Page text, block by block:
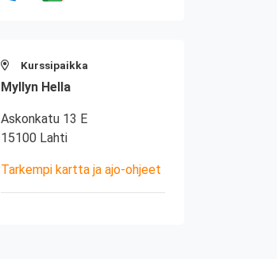
Kurssipaikka
Myllyn Hella
Askonkatu 13 E
15100 Lahti
Tarkempi kartta ja ajo-ohjeet